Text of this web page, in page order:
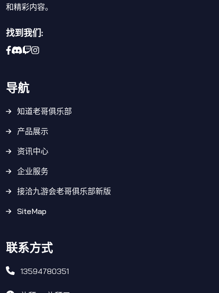
和精彩内容。
找到我们:
导航
知道老哥俱乐部
产品展示
资讯中心
企业服务
接洽九游会老哥俱乐部新版
SiteMap
联系方式
13594780351